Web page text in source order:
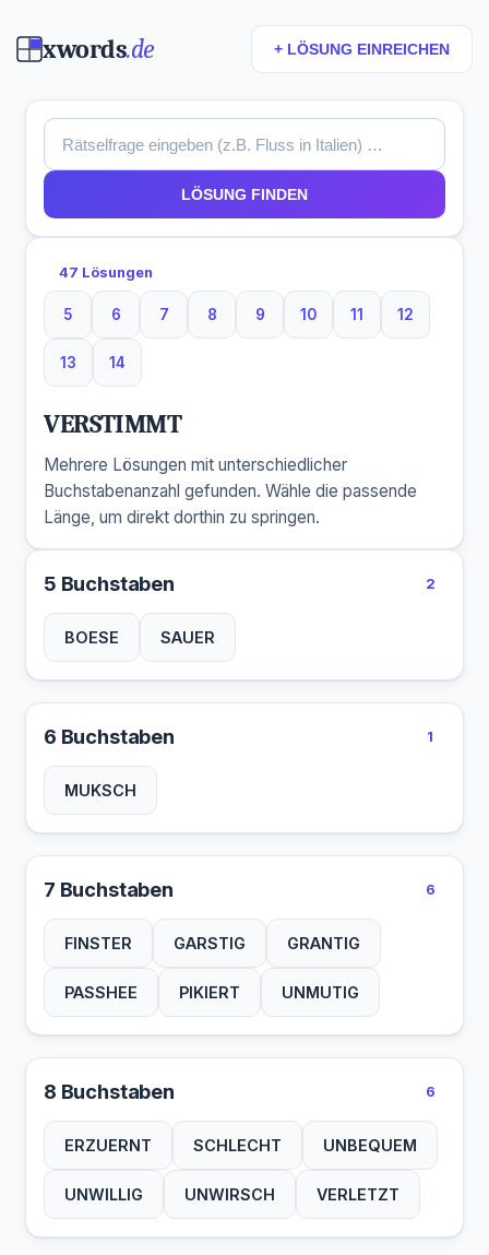
xwords.de + LÖSUNG EINREICHEN
LÖSUNG FINDEN
47 Lösungen
5
5 Buchstaben
6
6 Buchstaben
7
7 Buchstaben
8
8 Buchstaben
9
9 Buchstaben
10
10 Buchstaben
11
11 Buchstaben
12
12
13
13 Buchstaben
14
14 Buchstaben
VERSTIMMT
Mehrere Lösungen mit unterschiedlicher
Buchstabenanzahl gefunden. Wähle die passende
Länge, um direkt dorthin zu springen.
5 Buchstaben 2
BOESE SAUER
6 Buchstaben 1
MUKSCH
7 Buchstaben 6
FINSTER GARSTIG GRANTIG
PASSHEE PIKIERT UNMUTIG
8 Buchstaben 6
ERZUERNT SCHLECHT UNBEQUEM
UNWILLIG UNWIRSCH VERLETZT